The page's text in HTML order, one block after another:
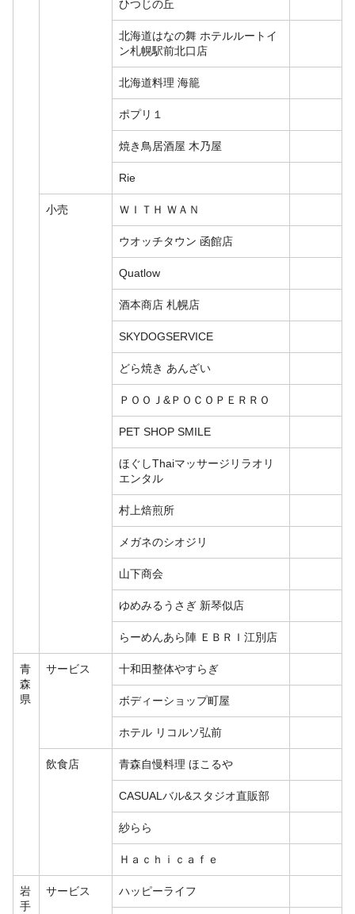
ひつじの丘
北海道はなの舞 ホテルルートイ
ン札幌駅前北口店
北海道料理 海籠
ポプリ１
焼き鳥居酒屋 木乃屋
Rie
小売 ＷＩＴＨ ＷＡＮ
ウオッチタウン 函館店
Quatlow
酒本商店 札幌店
SKYDOGSERVICE
どら焼き あんざい
ＰＯＯＪ&ＰＯＣＯＰＥＲＲＯ
PET SHOP SMILE
ほぐしThaiマッサージリラオリ
エンタル
村上焙煎所
メガネのシオジリ
山下商会
ゆめみるうさぎ 新琴似店
らーめんあら陣 ＥＢＲＩ江別店
青
森
県
サービス 十和田整体やすらぎ
ボディーショップ町屋
ホテル リコルソ弘前
飲食店 青森自慢料理 ほこるや
CASUALバル&スタジオ直販部
紗らら
Ｈａｃｈｉｃａｆｅ
岩
手
サービス ハッピーライフ